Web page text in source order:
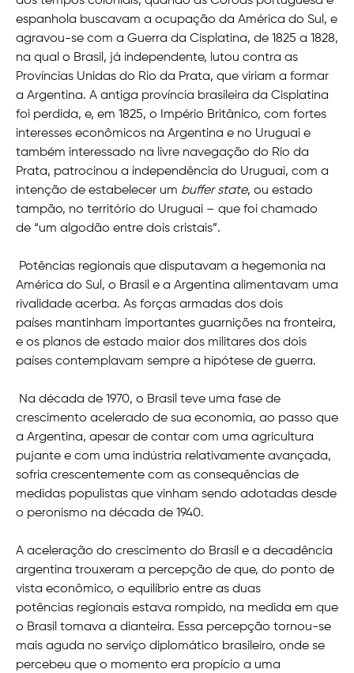
espanhola buscavam a ocupação da América do Sul, e
agravou-se com a Guerra da Cisplatina, de 1825 a 1828,
na qual o Brasil, já independente, lutou contra as
Províncias Unidas do Rio da Prata, que viriam a formar
a Argentina. A antiga província brasileira da Cisplatina
foi perdida, e, em 1825, o Império Britânico, com fortes
interesses econômicos na Argentina e no Uruguai e
também interessado na livre navegação do Rio da
Prata, patrocinou a independência do Uruguai, com a
intenção de estabelecer um buffer state, ou estado
tampão, no território do Uruguai – que foi chamado
de “um algodão entre dois cristais”.
Potências regionais que disputavam a hegemonia na
América do Sul, o Brasil e a Argentina alimentavam uma
rivalidade acerba. As forças armadas dos dois
países mantinham importantes guarnições na fronteira,
e os planos de estado maior dos militares dos dois
países contemplavam sempre a hipótese de guerra.
Na década de 1970, o Brasil teve uma fase de
crescimento acelerado de sua economia, ao passo que
a Argentina, apesar de contar com uma agricultura
pujante e com uma indústria relativamente avançada,
sofria crescentemente com as consequências de
medidas populistas que vinham sendo adotadas desde
o peronismo na década de 1940.
A aceleração do crescimento do Brasil e a decadência
argentina trouxeram a percepção de que, do ponto de
vista econômico, o equilíbrio entre as duas
potências regionais estava rompido, na medida em que
o Brasil tomava a dianteira. Essa percepção tornou-se
mais aguda no serviço diplomático brasileiro, onde se
percebeu que o momento era propício a uma